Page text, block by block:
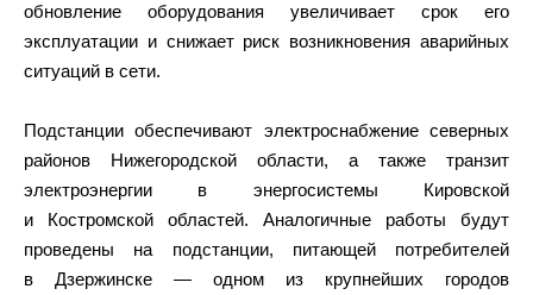
обновление оборудования увеличивает срок его
эксплуатации и снижает риск возникновения аварийных
ситуаций в сети.
Подстанции обеспечивают электроснабжение северных
районов Нижегородской области, а также транзит
электроэнергии в энергосистемы Кировской
и Костромской областей. Аналогичные работы будут
проведены на подстанции, питающей потребителей
в Дзержинске — одном из крупнейших городов